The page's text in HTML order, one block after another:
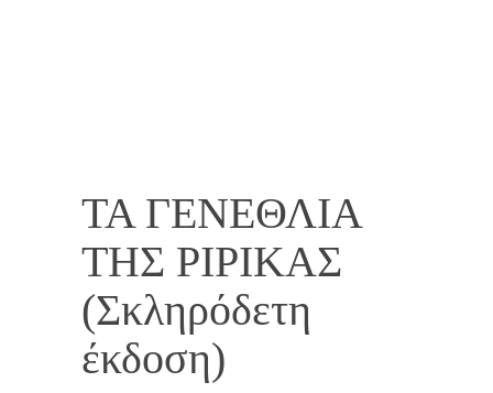
ΤΑ ΓΕΝΕΘΛΙΑ
ΤΗΣ ΡΙΡΙΚΑΣ
(Σκληρόδετη
έκδοση)